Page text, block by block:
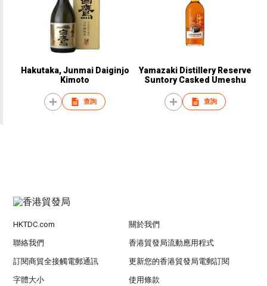
Hakutaka, Junmai Daiginjo
Kimoto
查詢
Yamazaki Distillery Reserve
Suntory Casked Umeshu
查詢
HKTDC.com 關於我們
聯絡我們 香港貿發局流動應用程式
訂閱商貿全接觸電郵通訊 更新您的香港貿發局電郵訂閱
字體大小 使用條款